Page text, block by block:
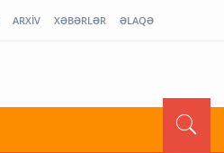
ARXİV XƏBƏRLƏR ƏLAQƏ